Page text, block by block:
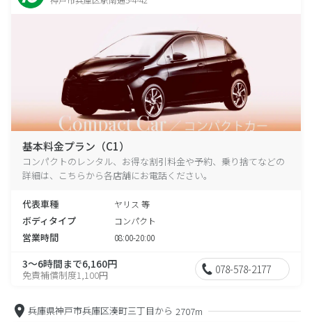
基本料金プラン（C1）
コンパクトのレンタル、お得な割引料金や予約、乗り捨てなどの
詳細は、こちらから各店舗にお電話ください。
代表車種 ヤリス 等
ボディタイプ コンパクト
営業時間 08:00-20:00
3～6時間まで6,160円
免責補償制度1,100円 078-578-2177
兵庫県神戸市兵庫区湊町三丁目から 2707m